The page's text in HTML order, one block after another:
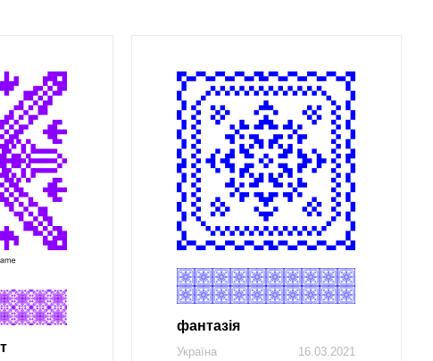
фантазія
16.03.2021
Україна